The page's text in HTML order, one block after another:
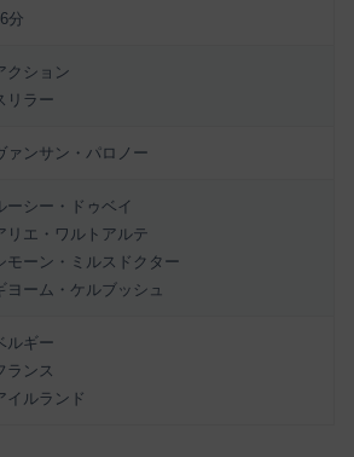
分
クション
リラー
ァンサン・パロノー
ーシー・ドゥベイ
リエ・ワルトアルテ
モーン・ミルスドクター
ヨーム・ケルブッシュ
ルギー
ランス
イルランド